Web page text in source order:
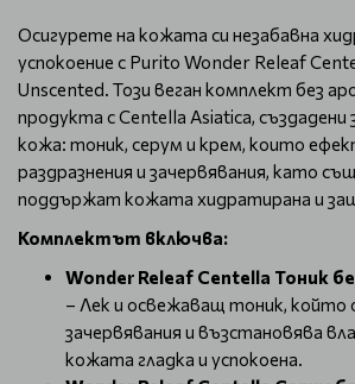
Осигурете на кожата си незабавна
успокоение с Purito Wonder Releaf
Unscented. Този веган комплект без
продукта с Centella Asiatica,
кожа: тоник, серум и крем, които
раздразнения и зачервявания, като
поддържат кожата хидратирана и
Комплектът включва:
Wonder Releaf Centella Тоник
– Лек и освежаващ тоник, който
зачервявания и възстановява
кожата гладка и успокоена.